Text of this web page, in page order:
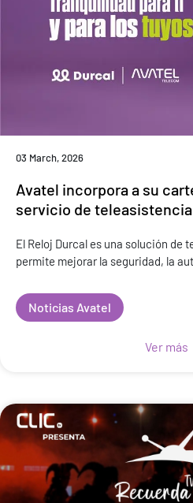
03 March, 2026
Avatel incorpora a su
servicio de
El Reloj Durcal es una solución de
permite mejorar la seguridad, la
de tel
Noticias Avatel
Ver más